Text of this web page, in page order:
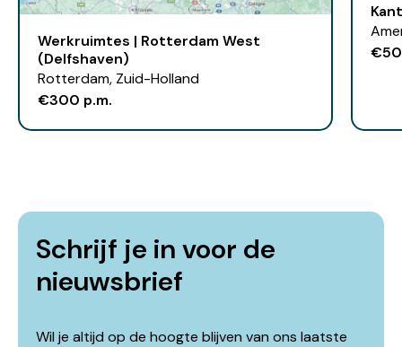
Werkruimtes | Rotterdam West
(Delfshaven)
Rotterdam, Zuid-Holland
€300 p.m.
Schrijf je in voor de
nieuwsbrief
Wil je altijd op de hoogte blijven van ons laatste